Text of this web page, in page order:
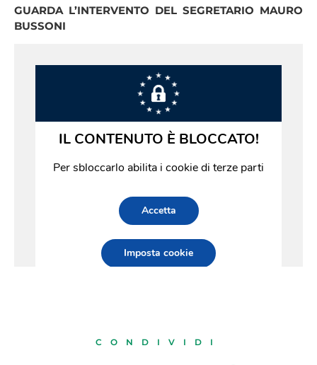
GUARDA L’INTERVENTO DEL SEGRETARIO MAURO
BUSSONI
CONDIVIDI